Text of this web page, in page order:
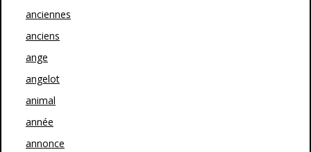
anciennes
anciens
ange
angelot
animal
année
annonce